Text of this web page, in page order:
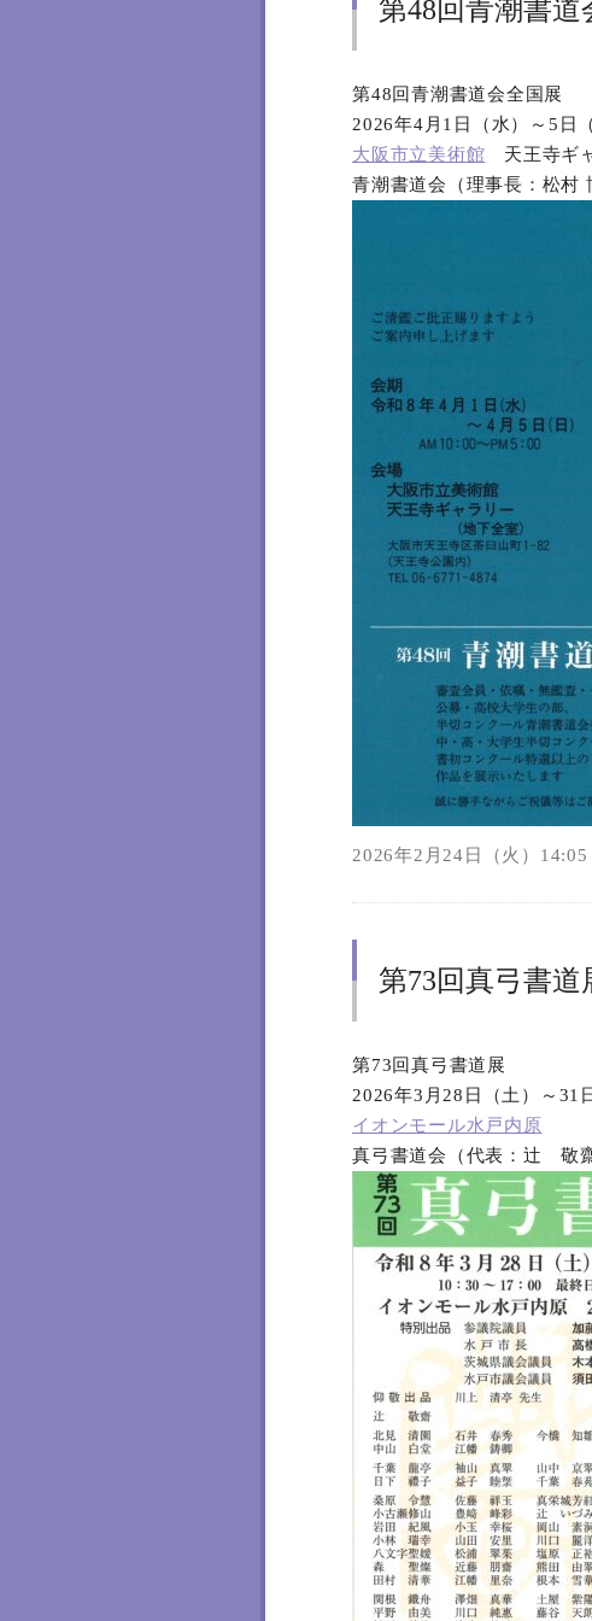
第48回青潮書道
第48回青潮書道会全国展
2026年4月1日（水）～5日
大阪市立美術館 天王寺ギ
青潮書道会（理事長：松村
2026年2月24日（火）14:05
第73回真弓書道
第73回真弓書道展
2026年3月28日（土）～31
イオンモール水戸内原
真弓書道会（代表：辻 敬